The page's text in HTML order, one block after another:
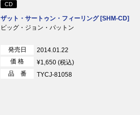
CD
ザット・サートゥン・フィーリング [SHM-CD]
ビッグ・ジョン・パットン
発売日
2014.01.22
価 格
¥1,650 (税込)
品 番
TYCJ-81058